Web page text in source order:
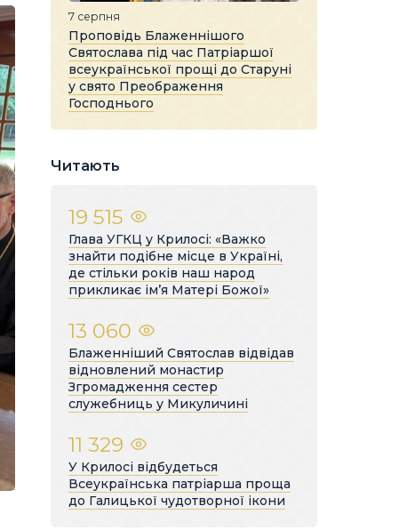
7 серпня
Проповідь Блаженнішого
Святослава під час Патріаршої
всеукраїнської прощі до Старуні
у свято Преображення
Господнього
Читають
19 515
Глава УГКЦ у Крилосі: «Важко
знайти подібне місце в Україні,
де стільки років наш народ
прикликає ім’я Матері Божої»
13 060
Блаженніший Святослав відвідав
відновлений монастир
Згромадження сестер
служебниць у Микуличині
11 329
У Крилосі відбудеться
Всеукраїнська патріарша проща
до Галицької чудотворної ікони